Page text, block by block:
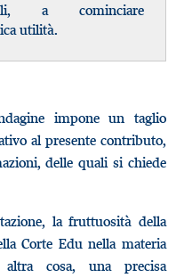
a cominciare
utilità.
impone un taglio
al presente contributo,
delle quali si chiede
la fruttuosità della
Corte Edu nella materia
cosa, una precisa